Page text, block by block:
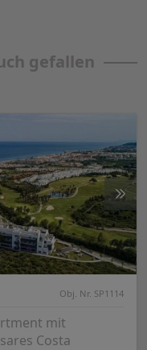
gefallen
Obj. Nr. SP1114
mit
Costa